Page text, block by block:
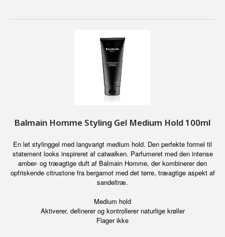
Balmain Homme Styling Gel Medium Hold 100ml
En let stylinggel med langvarigt medium hold. Den perfekte formel til
statement looks inspireret af catwalken. Parfumeret med den intense
amber- og træagtige duft af Balmain Homme, der kombinerer den
opfriskende citrustone fra bergamot med det tørre, træagtige aspekt af
sandeltræ.
Medium hold
Aktiverer, definerer og kontrollerer naturlige krøller
Flager ikke